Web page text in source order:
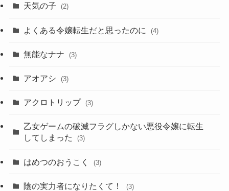
天気の子 (2)
よくある令嬢転生だと思ったのに (4)
無能なナナ (3)
アオアシ (3)
アクロトリップ (3)
乙女ゲームの破滅フラグしかない悪役令嬢に転生
してしまった
(3)
はめつのおうこく (3)
陰の実力者になりたくて！ (3)